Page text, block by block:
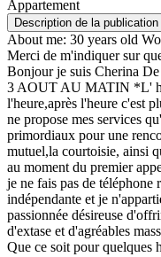
Appartement
Description de la publication
About me: 30 years old
Merci de m'indiquer sur
Bonjour je suis Cherina
3 AOUT AU MATIN *L'
l'heure,après l'heure c'est
ne propose mes services
primordiaux pour une
mutuel,la courtoisie, ainsi
au moment du premier
je ne fais pas de téléphone
indépendante et je
passionnée désireuse
d'extase et d'agréables
Que ce soit pour quelques